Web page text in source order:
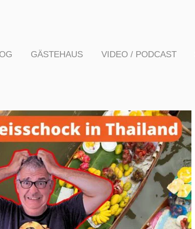
GÄSTEHAUS VIDEO / PODCAST